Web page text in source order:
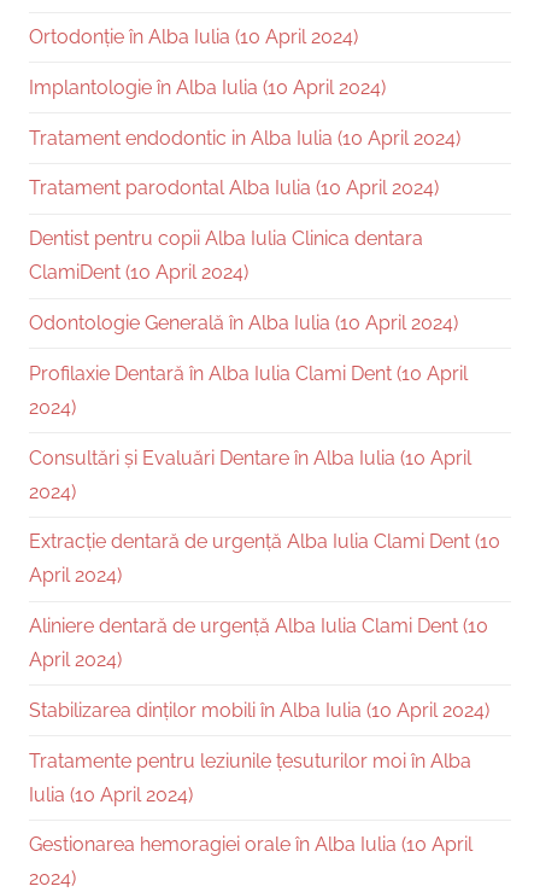
Ortodonție în Alba Iulia (10 April 2024)
Implantologie în Alba Iulia (10 April 2024)
Tratament endodontic in Alba Iulia (10 April 2024)
Tratament parodontal Alba Iulia (10 April 2024)
Dentist pentru copii Alba Iulia Clinica dentara
ClamiDent (10 April 2024)
Odontologie Generală în Alba Iulia (10 April 2024)
Profilaxie Dentară în Alba Iulia Clami Dent (10 April
2024)
Consultări și Evaluări Dentare în Alba Iulia (10 April
2024)
Extracție dentară de urgență Alba Iulia Clami Dent (10
April 2024)
Aliniere dentară de urgență Alba Iulia Clami Dent (10
April 2024)
Stabilizarea dinților mobili în Alba Iulia (10 April 2024)
Tratamente pentru leziunile țesuturilor moi în Alba
Iulia (10 April 2024)
Gestionarea hemoragiei orale în Alba Iulia (10 April
2024)